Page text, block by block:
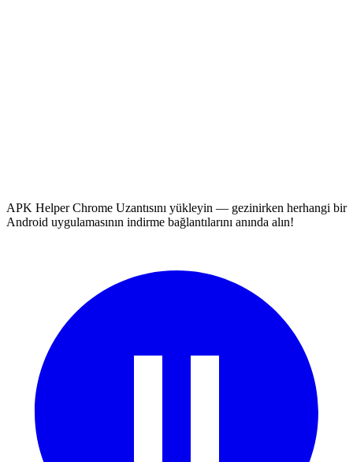
APK Helper Chrome Uzantısını yükleyin — gezinirken herhangi bir
Android uygulamasının indirme bağlantılarını anında alın!